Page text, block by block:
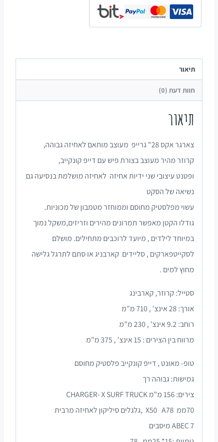
תיאור
חוות דעת (0)
תיאור
צארגר אקס 28" גרייפ מעוצב מותאם לאחיזה גבוהה,
קרוזר מהיר מעוצב בצורת פיש עם דייפ קונקייב,
ופטנט עיצובי שני ידיות אחיזה לאחיזה מושלמת בנסיעה גם
נשיאה של הסקט
עשוי מפלסטיק מחוסם וממוחזר מטמבון של מכוניות.
גודלו הקטן מאפשר תמרונים מהירים וזריזים,משקל נמוך
במיוחד לילדים , מיועד לרוכבים מתחילים. מושלם
לסקייטפארקים , סליידים קארבניג או סתם לתרגל גלישה
מחוץ למים .
סטייל: קרוזר, קארבינג
אורך: 28 אינצ’ , 710 מ”מ
רוחב: 9.2 אינצ’ , 230 מ”מ
מרווח בין הצירים : 15 אינצ’ , 375 מ”מ
טופ- מאונט , דייפ קונקייב פלסטיק מחוסם
גמישות: גבוהה רך
צירים: 156 מ”מ CHARGER- X SURF TRUCK
70ממ X50 A78 ,גלגלים סיליקון לאחיזה מרבית
ABEC 7 מיסבים